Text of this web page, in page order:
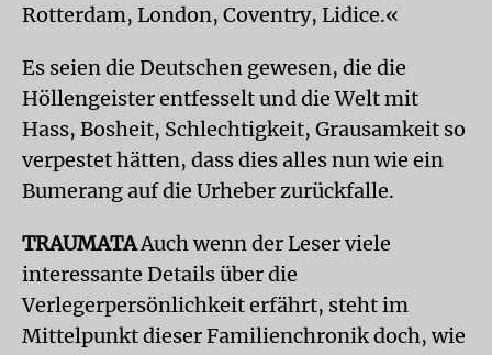
Rotterdam, London, Coventry, Lidice.«
Es seien die Deutschen gewesen, die die
Höllengeister entfesselt und die Welt mit
Hass, Bosheit, Schlechtigkeit, Grausamkeit so
verpestet hätten, dass dies alles nun wie ein
Bumerang auf die Urheber zurückfalle.
TRAUMATAAuch wenn der Leser viele
interessante Details über die
Verlegerpersönlichkeit erfährt, steht im
Mittelpunkt dieser Familienchronik doch, wie